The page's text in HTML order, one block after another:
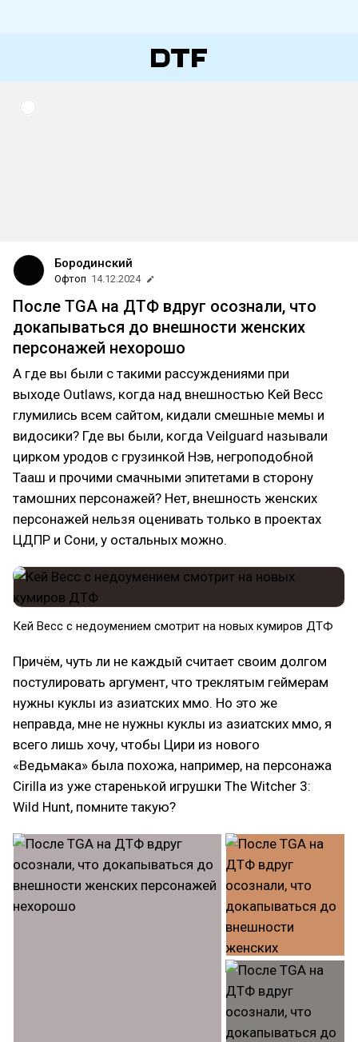
Бородинский
Офтоп 14.12.2024
После TGA на ДТФ вдруг осознали, что
докапываться до внешности женских
персонажей нехорошо
А где вы были с такими рассуждениями при
выходе Outlaws, когда над внешностью Кей Весс
глумились всем сайтом, кидали смешные мемы и
видосики? Где вы были, когда Veilguard называли
цирком уродов с грузинкой Нэв, негроподобной
Тааш и прочими смачными эпитетами в сторону
тамошних персонажей? Нет, внешность женских
персонажей нельзя оценивать только в проектах
ЦДПР и Сони, у остальных можно.
Кей Весс с недоумением смотрит на новых кумиров ДТФ
Причём, чуть ли не каждый считает своим долгом
постулировать аргумент, что треклятым геймерам
нужны куклы из азиатских ммо. Но это же
неправда, мне не нужны куклы из азиатских ммо, я
всего лишь хочу, чтобы Цири из нового
«Ведьмака» была похожа, например, на персонажа
Cirilla из уже старенькой игрушки The Witcher 3:
Wild Hunt, помните такую?